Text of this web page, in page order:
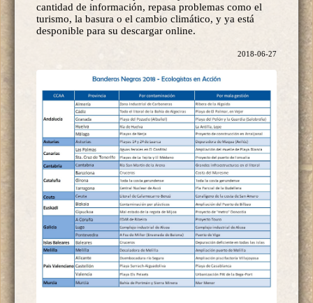
cantidad de información, repasa problemas como el
turismo, la basura o el cambio climático, y ya está
desponible para su descargar online.
2018-06-27